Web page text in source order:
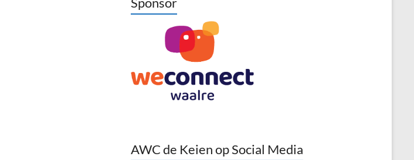
AWC de Keien op Social Media